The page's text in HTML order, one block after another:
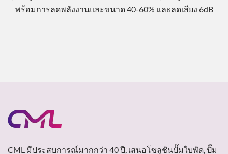
พร้อมการลดพลังงานและขนาด 40-60% และลดเสียง 6dB
CML มีประสบการณ์มากกว่า 40 ปี, เสนอโซลูชันปั๊มใบพัด, ปั๊ม